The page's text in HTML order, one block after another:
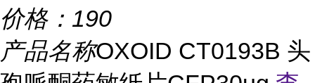
价格： 190
产品名称OXOID CT0193B 头